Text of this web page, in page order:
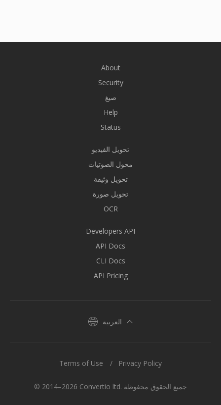
About
Security
صيغ
Help
Status
تحويل الفيديو
محول الصوتيات
تحويل وثيقة
تحويل صورة
OCR
Developers API
API Docs
CLI Docs
API Pricing
العربية
© 2014–2026 Convertio ltd. جميع الحقوق محفوظة
Terms of Use Privacy Policy